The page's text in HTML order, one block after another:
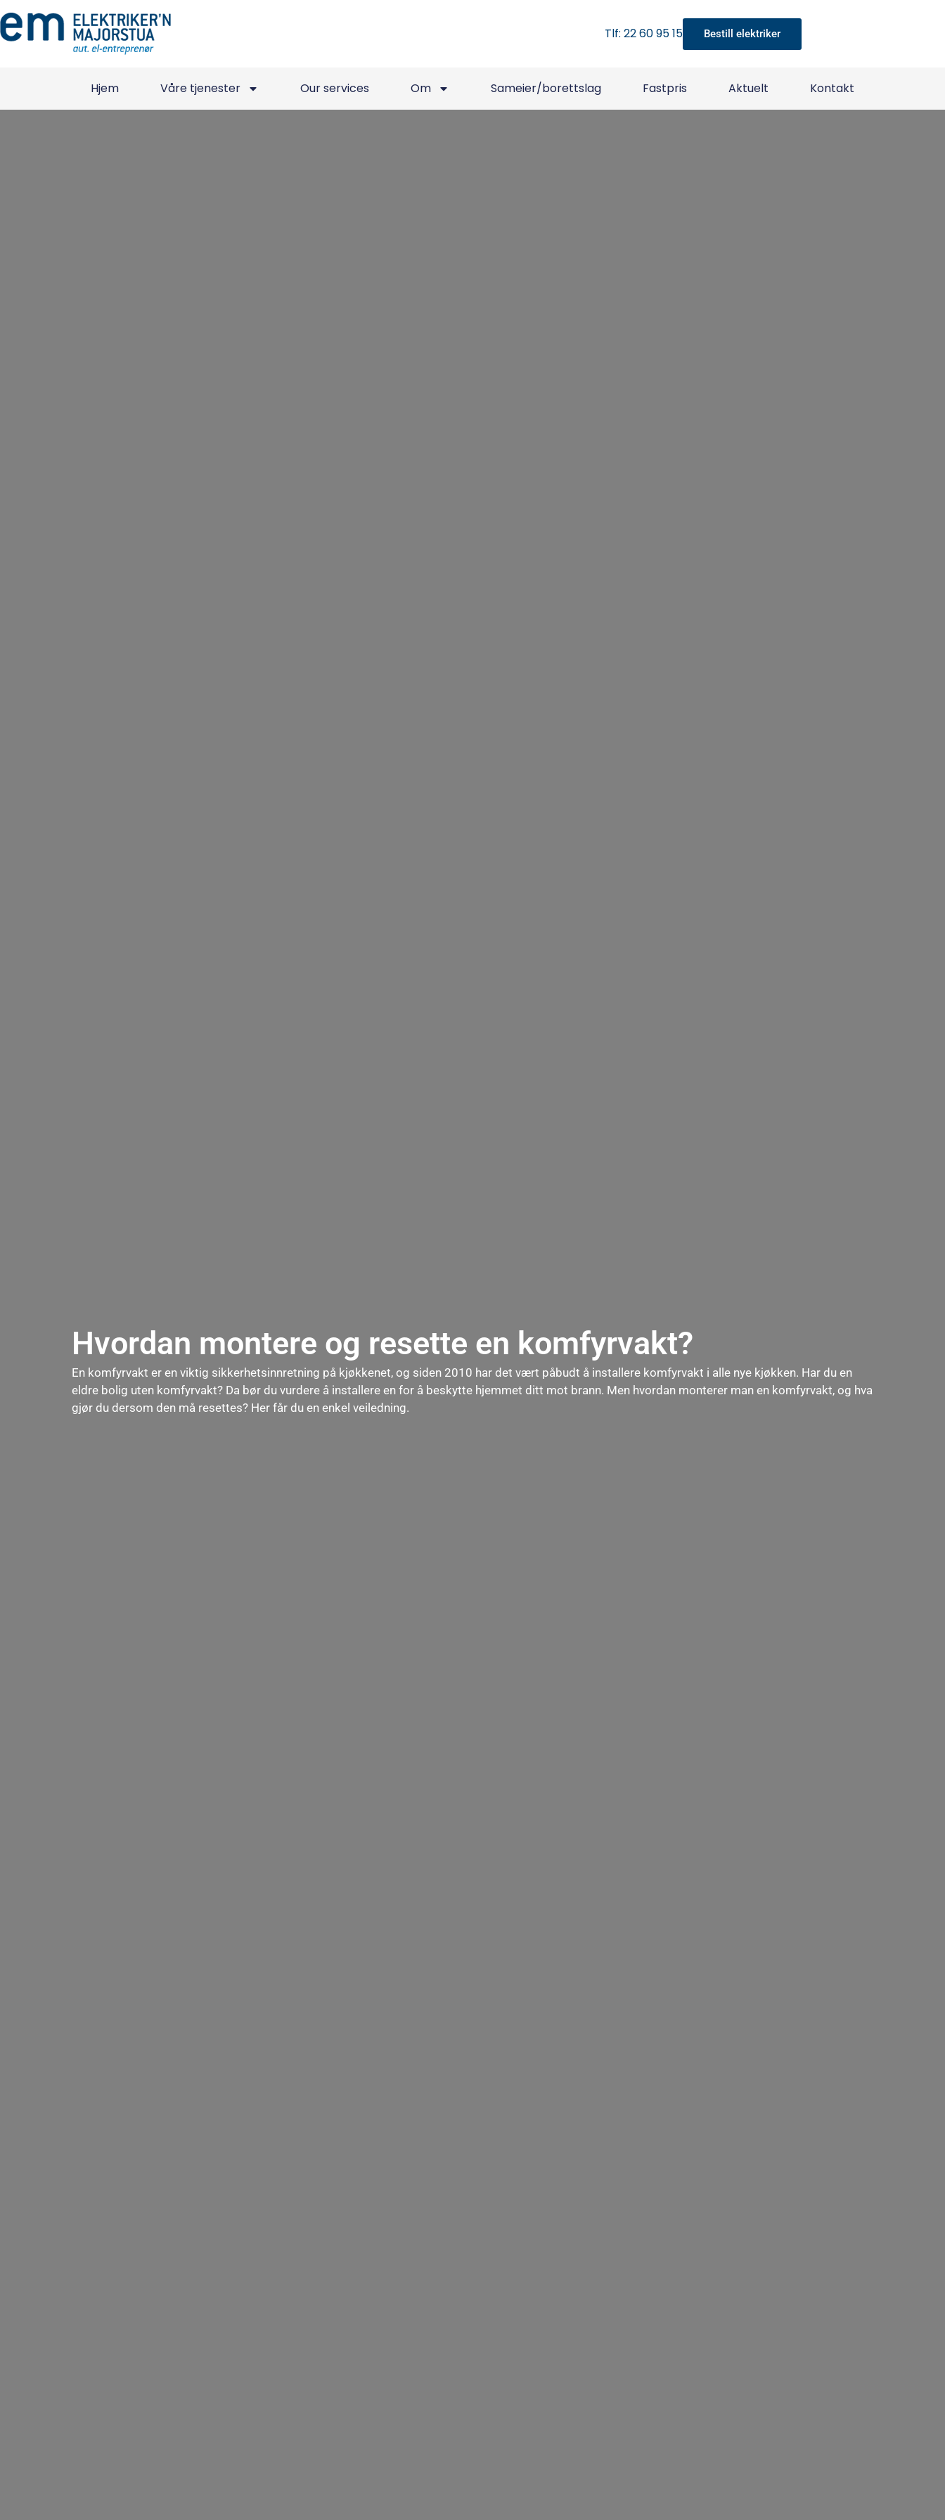
Tlf: 22 60 95 15 Bestill elektriker
Hjem Våre tjenester Our services Om Sameier/borettslag Fastpris Aktuelt Kontakt
Hvordan montere og resette en komfyrvakt?
En komfyrvakt er en viktig sikkerhetsinnretning på kjøkkenet, og siden 2010 har det vært påbudt å installere komfyrvakt i alle nye kjøkken. Har du en
eldre bolig uten komfyrvakt? Da bør du vurdere å installere en for å beskytte hjemmet ditt mot brann. Men hvordan monterer man en komfyrvakt, og hva
gjør du dersom den må resettes? Her får du en enkel veiledning.